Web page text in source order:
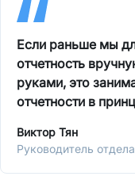
Если раньше мы
отчетность
руками, это
отчетности в
Виктор Тян
Руководитель